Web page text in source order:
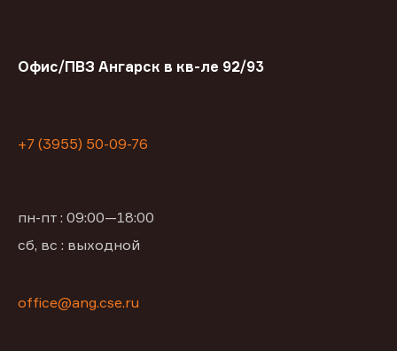
Офис/ПВЗ Ангарск в кв-ле 92/93
+7 (3955) 50-09-76
пн-пт : 09:00—18:00
сб, вс : выходной
office@ang.cse.ru